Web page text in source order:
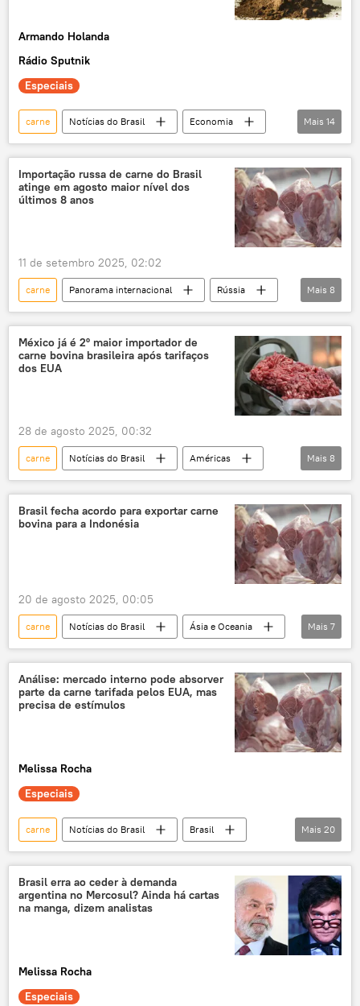
Armando Holanda
Rádio Sputnik
Especiais
carne Notícias do Brasil
Economia
Estados Unidos
Brasil
BNDES
Jabuticaba Sem Caroço
exclusiva
podcast
EUA
Banco Nacional de Desenvolvimento Econômico e Social
exportações
guerra tarifária
tarifas
Mais 14
Importação russa de carne do Brasil
atinge em agosto maior nível dos
últimos 8 anos
11 de setembro 2025, 02:02
carne Panorama internacional
Rússia
Federação da Rússia
Brasil
China
exportações
Agência Brasileira de Promoção de Exportações e Investimentos (ApexBrasil)
Mais 8
México já é 2º maior importador de
carne bovina brasileira após tarifaços
dos EUA
28 de agosto 2025, 00:32
carne Notícias do Brasil
Américas
Estados Unidos
México
Brasil
Abiec
exportações
Economia
Agronegócio
tarifaço
Mais 8
Brasil fecha acordo para exportar carne
bovina para a Indonésia
20 de agosto 2025, 00:05
carne Notícias do Brasil
Ásia e Oceania
Economia
Indonésia
Brasil
Estados Unidos
Itamaraty
carne bovina
comércio
Mais 7
Análise: mercado interno pode absorver
parte da carne tarifada pelos EUA, mas
precisa de estímulos
Melissa Rocha
Especiais
carne Notícias do Brasil
Brasil
Donald Trump
Luiz Inácio Lula da Silva
Estados Unidos
China
Casa Branca
tarifaço
Economia
inflação
exclusiva
Mais 20
Brasil erra ao ceder à demanda
argentina no Mercosul? Ainda há cartas
na manga, dizem analistas
Melissa Rocha
Especiais